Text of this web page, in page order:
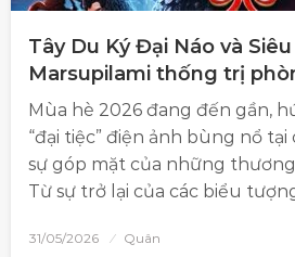
Tây Du Ký Đại Náo và
Marsupilami thống trị
Mùa hè 2026 đang đến gần,
“đại tiệc” điện ảnh bùng nổ tại
sự góp mặt của những
Từ sự trở lại của các biểu
31/05/2026 Quân